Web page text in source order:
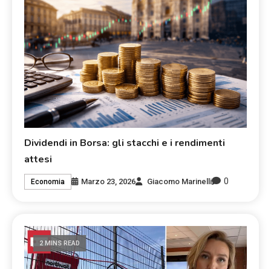
Dividendi in Borsa: gli stacchi e i rendimenti
attesi
Economia Marzo 23, 2026 Giacomo Marinelli 0
2 MINS READ